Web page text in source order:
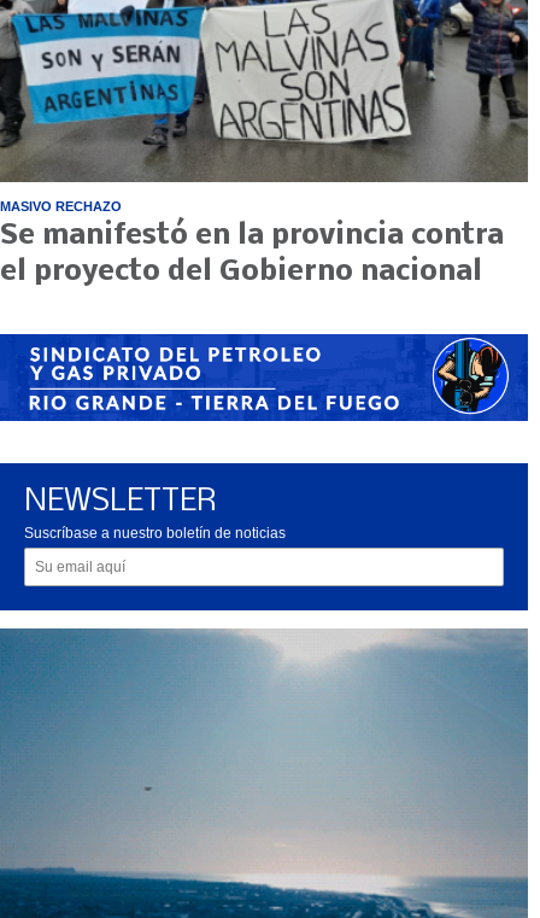
MASIVO RECHAZO
Se manifestó en la provincia contra
el proyecto del Gobierno nacional
NEWSLETTER
Suscríbase a nuestro boletín de noticias